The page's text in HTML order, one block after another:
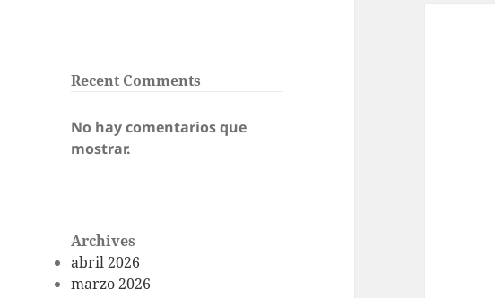
Recent Comments
No hay comentarios que
mostrar.
Archives
abril 2026
marzo 2026